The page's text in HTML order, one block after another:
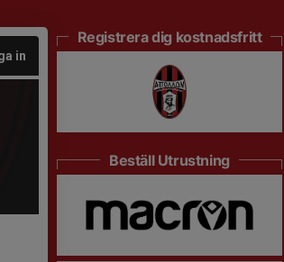
in
Registrera dig kostnadsfritt
Beställ Utrustning